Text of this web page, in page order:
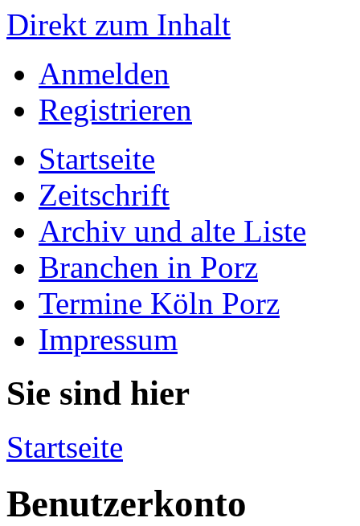
Direkt zum Inhalt
Anmelden
Registrieren
Startseite
Zeitschrift
Archiv und alte Liste
Branchen in Porz
Termine Köln Porz
Impressum
Sie sind hier
Startseite
Benutzerkonto